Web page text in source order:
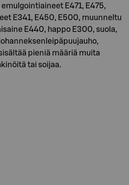
E471, E475,
E341, E450, E500, muunneltu
E440, happo E300, suola,
pieniä määriä muita
tai soijaa.